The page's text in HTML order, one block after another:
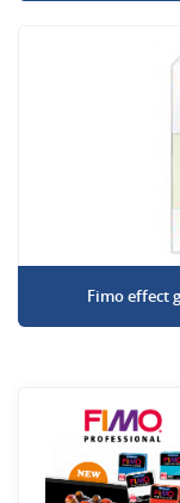
Fimo effect